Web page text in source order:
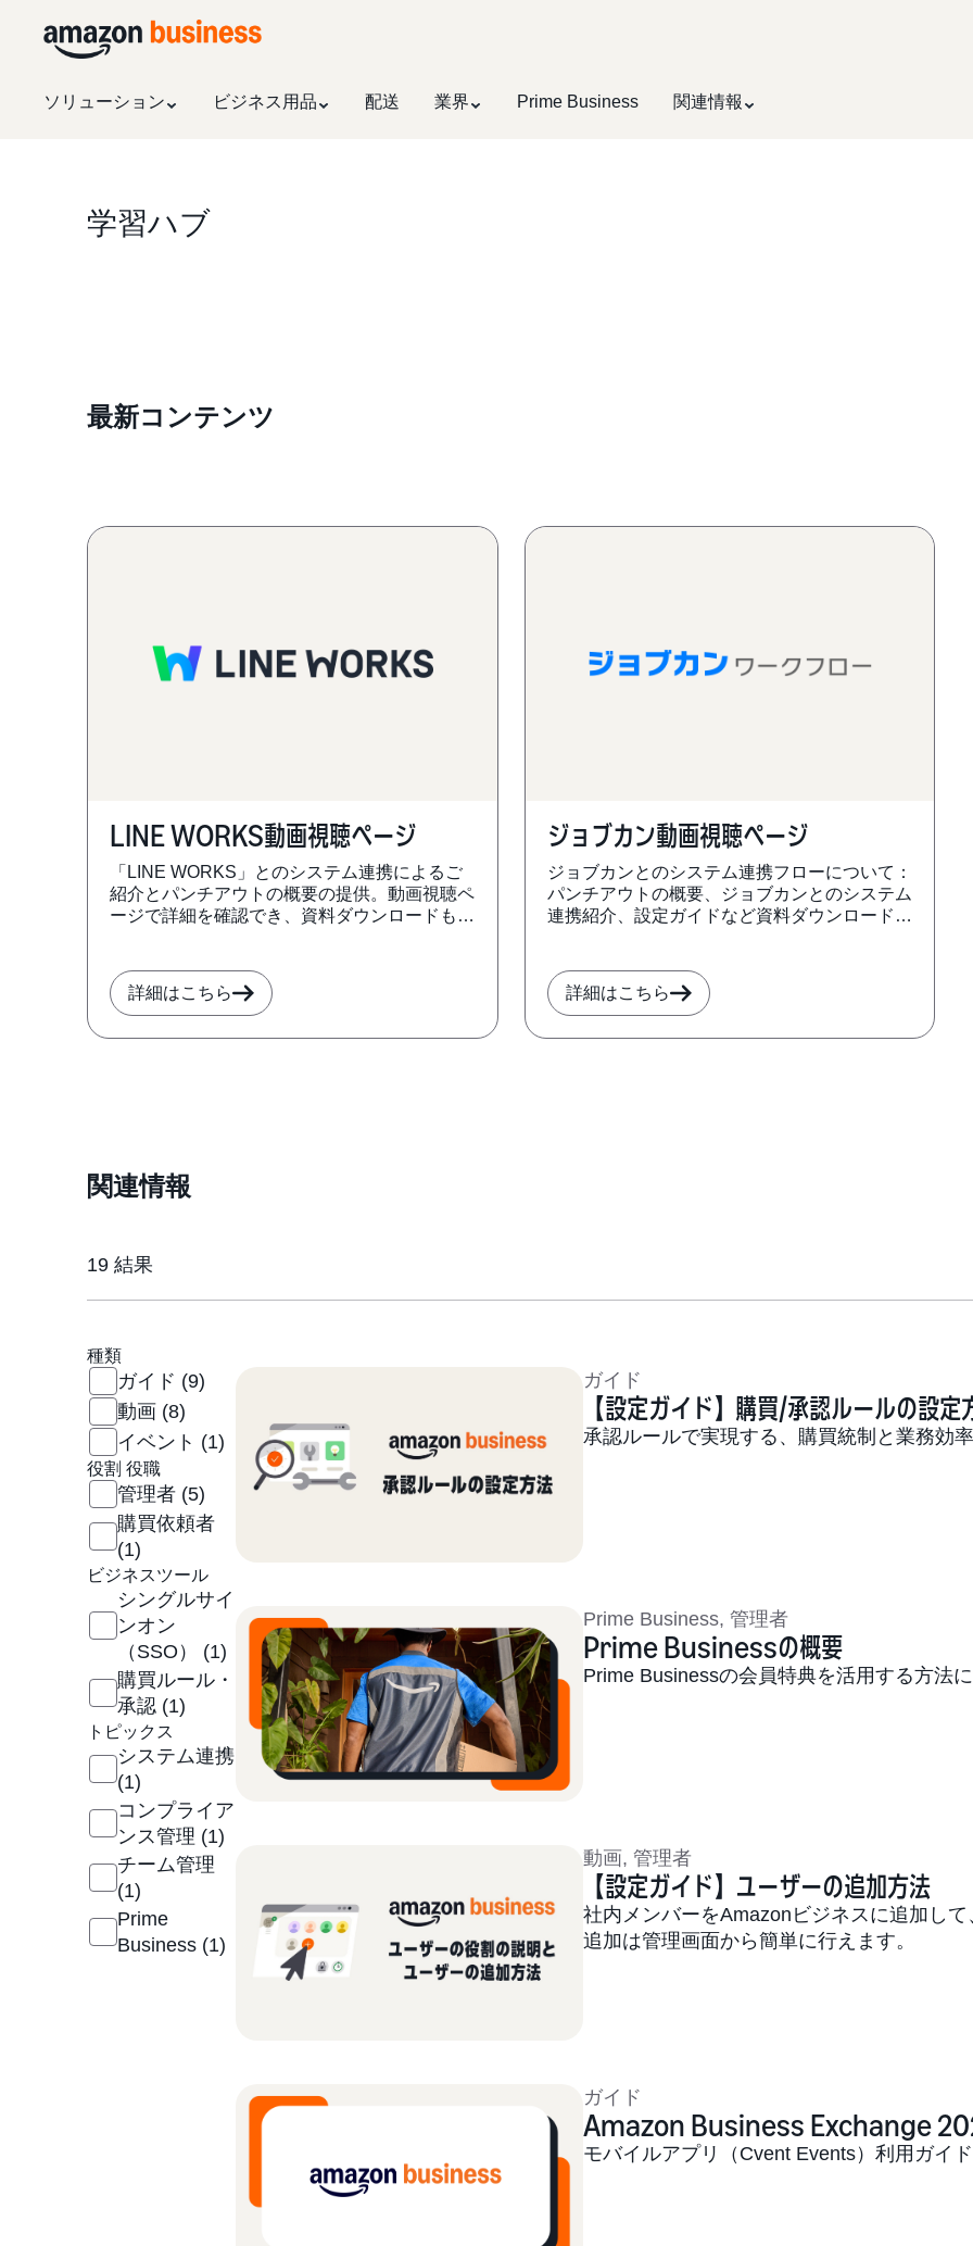
ソリューション ビジネス用品 配送 業界 Prime Business 関連情報
学習ハブ
最新コンテンツ
LINE WORKS動画視聴ページ
「LINE WORKS」とのシステム連携によるご
紹介とパンチアウトの概要の提供。動画視聴ペ
ージで詳細を確認でき、資料ダウンロードもご
詳細はこちら
ジョブカン動画視聴ページ
ジョブカンとのシステム連携フローについて：
パンチアウトの概要、ジョブカンとのシステム
連携紹介、設定ガイドなど資料ダウンロードは
詳細はこちら
関連情報
19 結果
種類
ガイド (9)
動画 (8)
イベント (1)
役割 役職
管理者 (5)
購買依頼者
(1)
ビジネスツール
シングルサイ
ンオン
（SSO）
(1)
購買ルール・
承認 (1)
トピックス
システム連携
(1)
コンプライア
ンス管理 (1)
チーム管理
(1)
Prime
Business (1)
ガイド
【設定ガイド】購買/承認ルールの設定
承認ルールで実現する、購買統制と業務効
Prime Business,管理者
Prime Businessの概要
Prime Businessの会員特典を活用する方法
動画,管理者
【設定ガイド】ユーザーの追加方法
社内メンバーをAmazonビジネスに追加し
追加は管理画面から簡単に行えます。
ガイド
Amazon Business Exchange
モバイルアプリ（Cvent Events）利用ガイド